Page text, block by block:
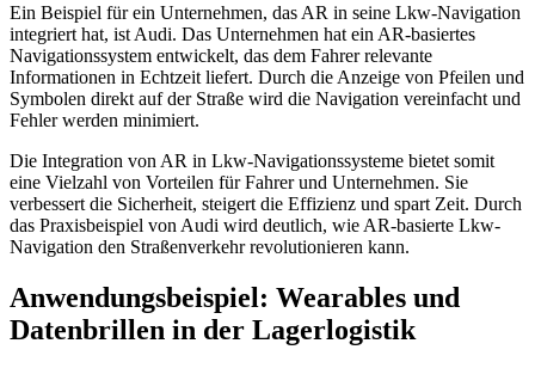
Ein Beispiel für ein Unternehmen, das AR in seine Lkw-Navigation
integriert hat, ist Audi. Das Unternehmen hat ein AR-basiertes
Navigationssystem entwickelt, das dem Fahrer relevante
Informationen in Echtzeit liefert. Durch die Anzeige von Pfeilen und
Symbolen direkt auf der Straße wird die Navigation vereinfacht und
Fehler werden minimiert.
Die Integration von AR in Lkw-Navigationssysteme bietet somit
eine Vielzahl von Vorteilen für Fahrer und Unternehmen. Sie
verbessert die Sicherheit, steigert die Effizienz und spart Zeit. Durch
das Praxisbeispiel von Audi wird deutlich, wie AR-basierte Lkw-
Navigation den Straßenverkehr revolutionieren kann.
Anwendungsbeispiel: Wearables und
Datenbrillen in der Lagerlogistik